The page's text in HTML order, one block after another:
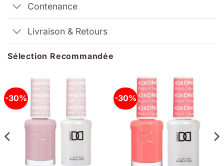
Contenance
Livraison & Retours
Sélection Recommandée
-30% -30%